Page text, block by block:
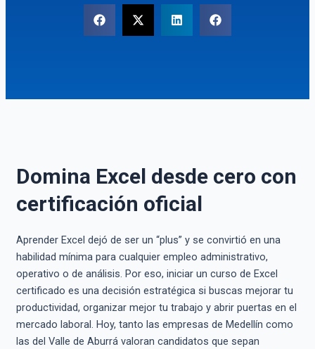
Domina Excel desde cero con
certificación oficial
Aprender Excel dejó de ser un “plus” y se convirtió en una
habilidad mínima para cualquier empleo administrativo,
operativo o de análisis. Por eso, iniciar un curso de Excel
certificado es una decisión estratégica si buscas mejorar tu
productividad, organizar mejor tu trabajo y abrir puertas en el
mercado laboral. Hoy, tanto las empresas de Medellín como
las del Valle de Aburrá valoran candidatos que sepan